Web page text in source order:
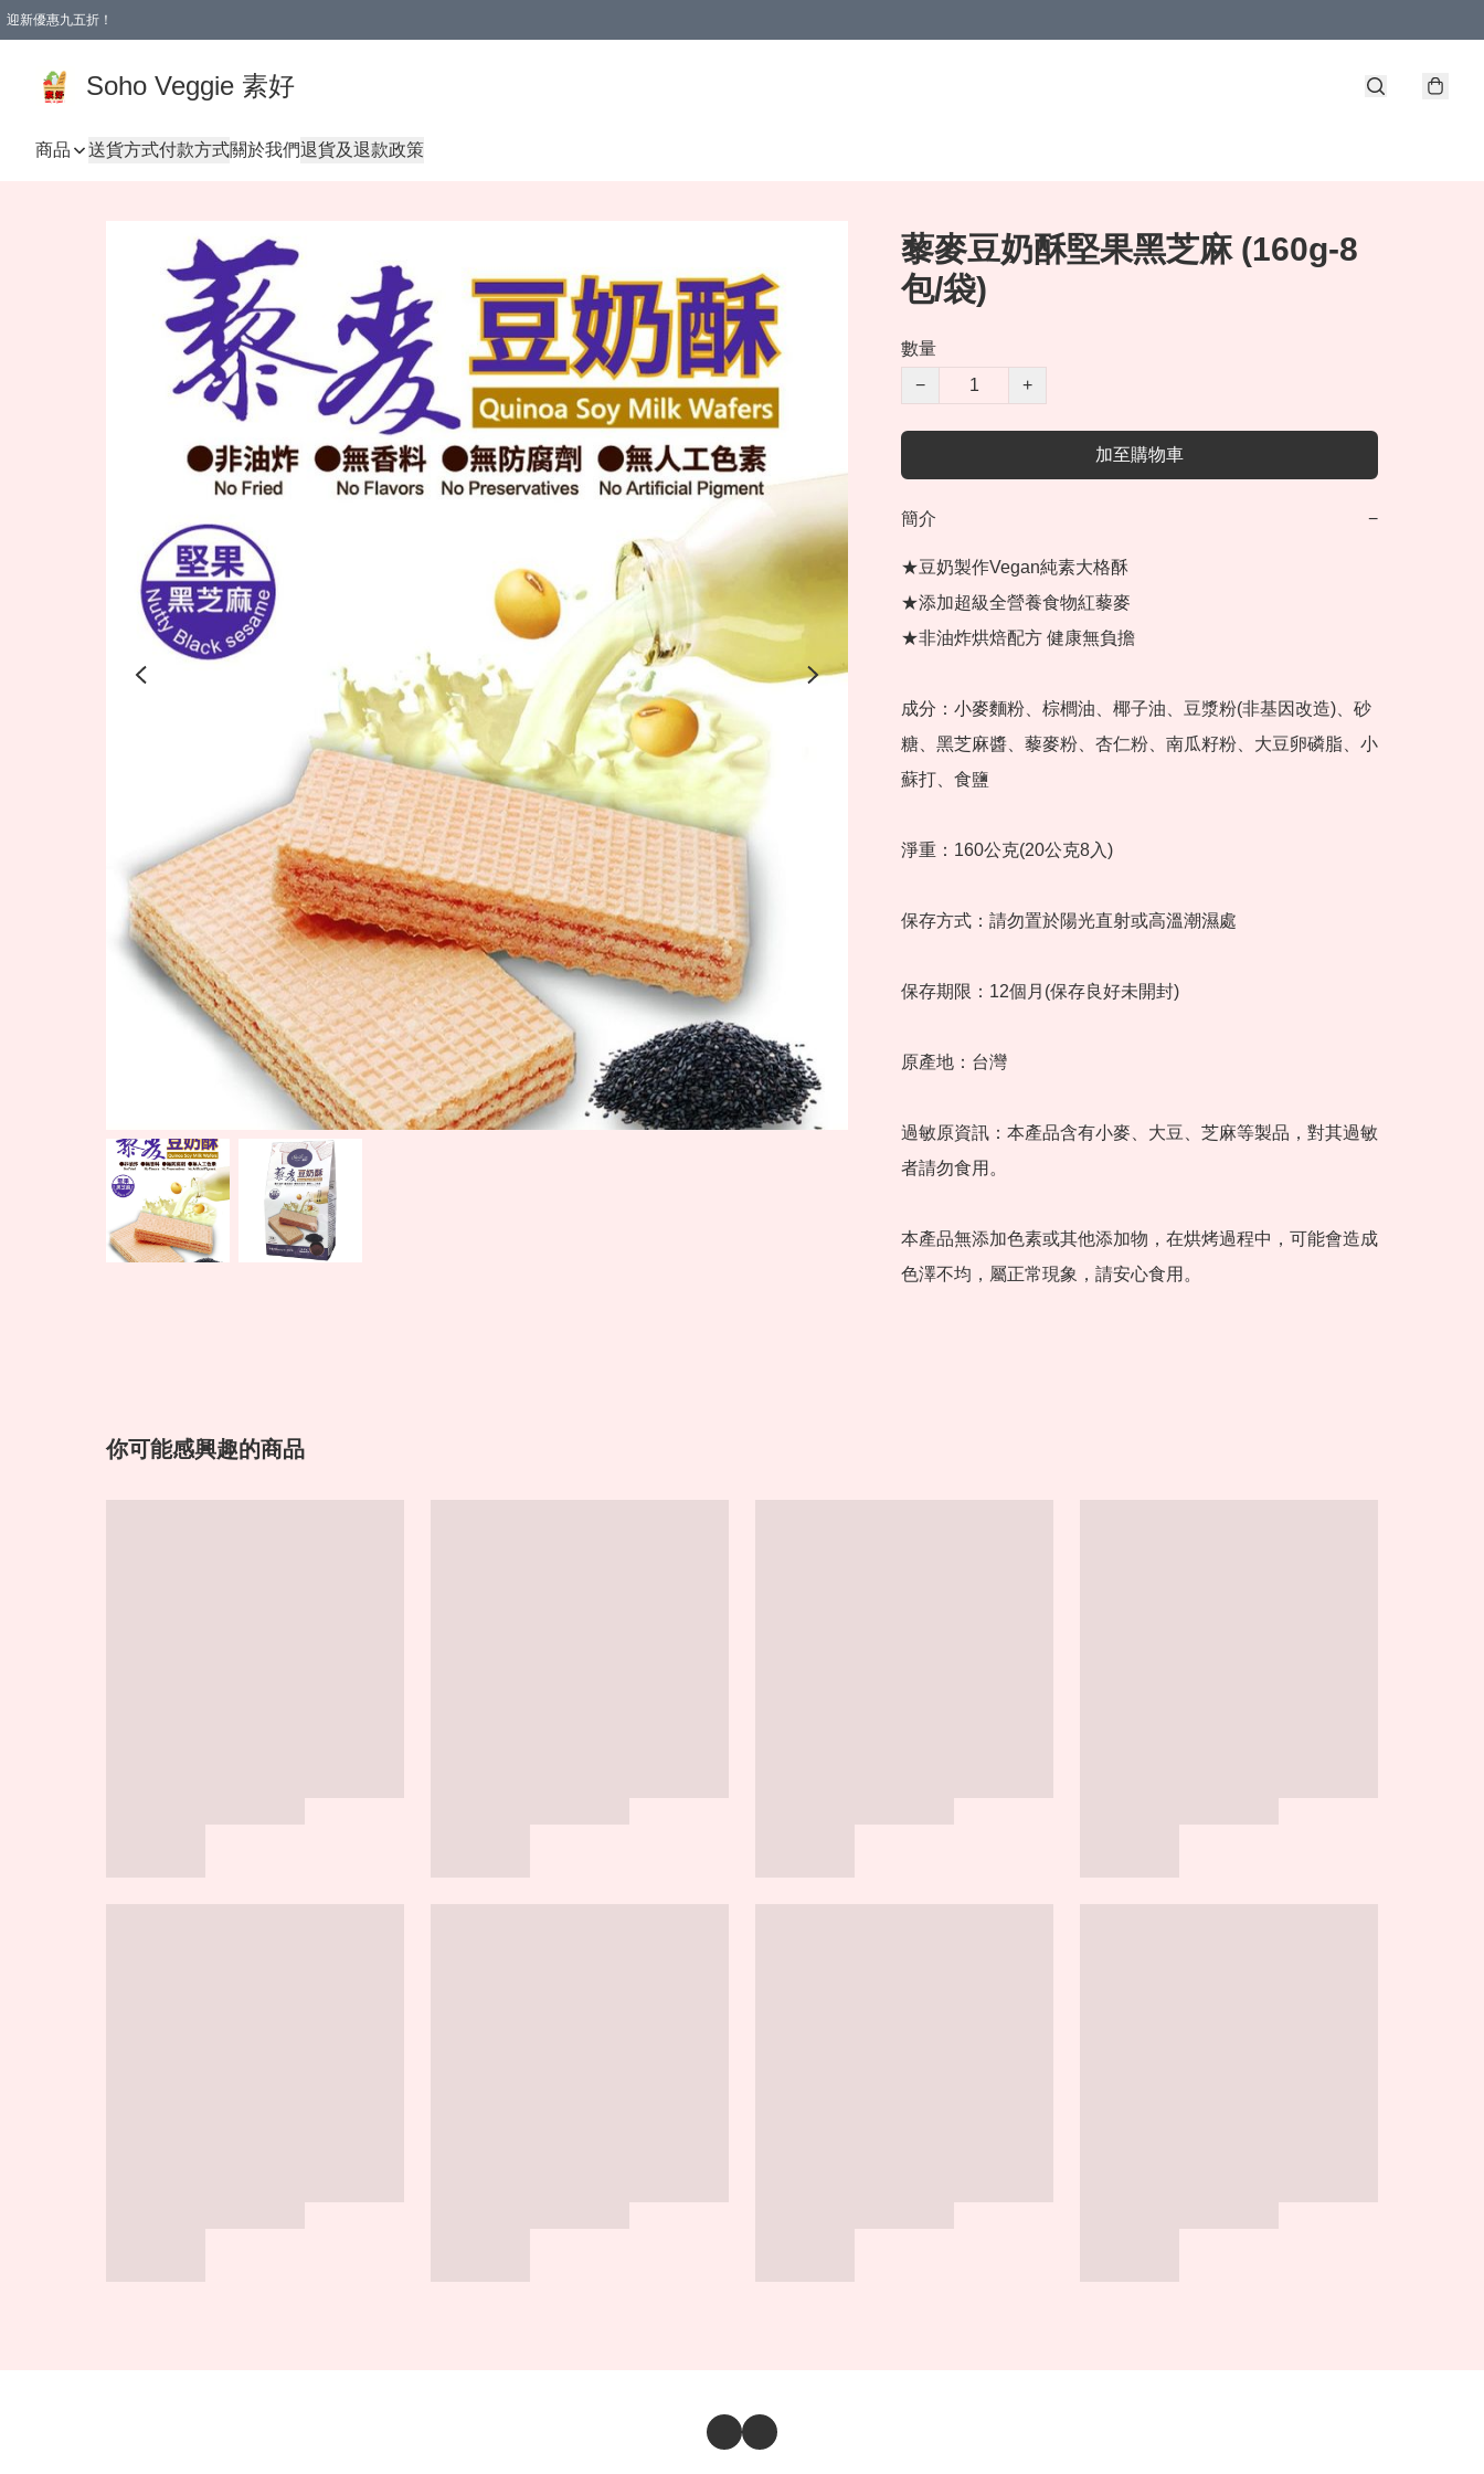
迎新優惠九五折！
Soho Veggie 素好
商品 送貨方式付款方式關於我們退貨及退款政策
藜麥豆奶酥堅果黑芝麻 (160g-8
包/袋)
數量
−
+
加至購物車
簡介 −
★豆奶製作Vegan純素大格酥
★添加超級全營養食物紅藜麥
★非油炸烘焙配方 健康無負擔
成分：小麥麵粉、棕櫚油、椰子油、豆漿粉(非基因改造)、砂
糖、黑芝麻醬、藜麥粉、杏仁粉、南瓜籽粉、大豆卵磷脂、小
蘇打、食鹽
淨重：160公克(20公克8入)
保存方式：請勿置於陽光直射或高溫潮濕處
保存期限：12個月(保存良好未開封)
原產地：台灣
過敏原資訊：本產品含有小麥、大豆、芝麻等製品，對其過敏
者請勿食用。
本產品無添加色素或其他添加物，在烘烤過程中，可能會造成
色澤不均，屬正常現象，請安心食用。
你可能感興趣的商品